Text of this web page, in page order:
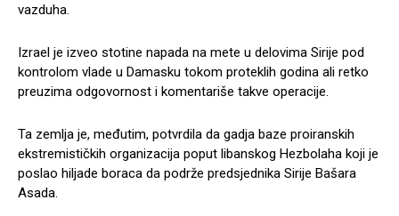
vazduha.
Izrael je izveo stotine napada na mete u delovima Sirije pod
kontrolom vlade u Damasku tokom proteklih godina ali retko
preuzima odgovornost i komentariše takve operacije.
Ta zemlja je, međutim, potvrdila da gadja baze proiranskih
ekstremističkih organizacija poput libanskog Hezbolaha koji je
poslao hiljade boraca da podrže predsjednika Sirije Bašara
Asada.